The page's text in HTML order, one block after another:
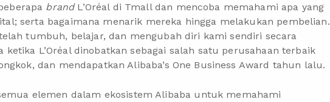
brandL’Oréal di Tmall dan mencoba memahami apa yang
serta bagaimana menarik mereka hingga melakukan pembelian.
tumbuh, belajar, dan mengubah diri kami sendiri secara
ketika L’Oréal dinobatkan sebagai salah satu perusahaan terbaik
dan mendapatkan Alibaba’s One Business Award tahun lalu.
elemen dalam ekosistem Alibaba untuk memahami